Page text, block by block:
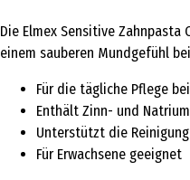
Die Elmex Sensitive
einem sauberen Mundgefühl
Für die tägliche Pflege
Enthält Zinn- und
Unterstützt die
Für Erwachsene geeignet